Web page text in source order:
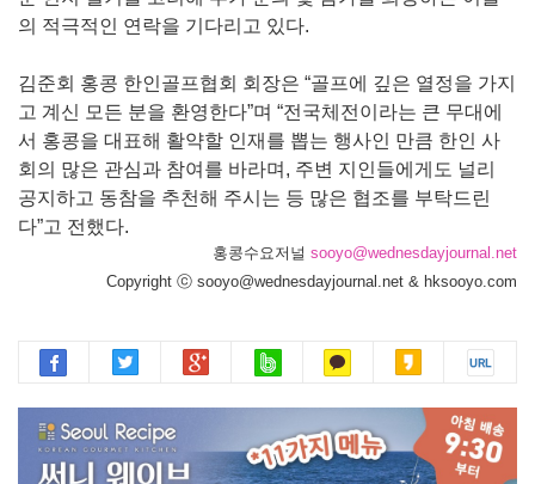
의 적극적인 연락을 기다리고 있다.
김준회 홍콩 한인골프협회 회장은 “골프에 깊은 열정을 가지
고 계신 모든 분을 환영한다”며 “전국체전이라는 큰 무대에
서 홍콩을 대표해 활약할 인재를 뽑는 행사인 만큼 한인 사
회의 많은 관심과 참여를 바라며, 주변 지인들에게도 널리
공지하고 동참을 추천해 주시는 등 많은 협조를 부탁드린
다”고 전했다.
홍콩수요저널 sooyo@wednesdayjournal.net
Copyright ⓒ sooyo@wednesdayjournal.net & hksooyo.com